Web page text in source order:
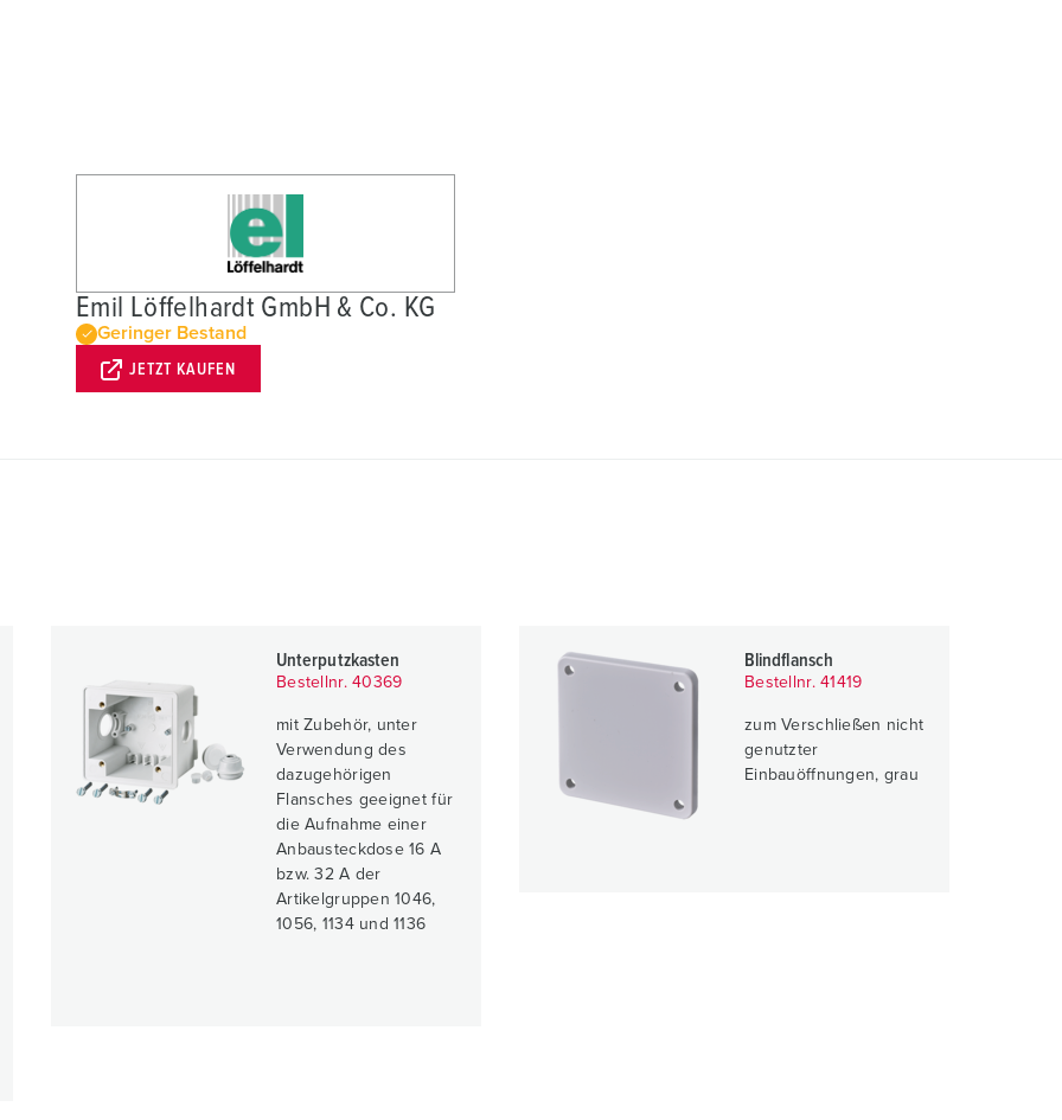
Emil Löffelhardt GmbH & Co. KG
Geringer Bestand
JETZT KAUFEN
Unterputzkasten
Bestellnr. 40369
mit Zubehör, unter
Verwendung des
dazugehörigen
Flansches geeignet für
die Aufnahme einer
Anbausteckdose 16 A
bzw. 32 A der
Artikelgruppen 1046,
1056, 1134 und 1136
Blindflansch
Bestellnr. 41419
zum Verschließen nicht
genutzter
Einbauöffnungen, grau